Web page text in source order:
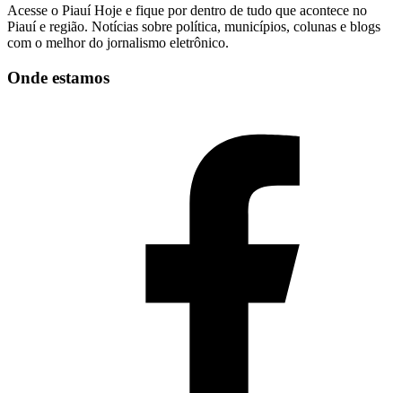
Acesse o Piauí Hoje e fique por dentro de tudo que acontece no
Piauí e região. Notícias sobre política, municípios, colunas e blogs
com o melhor do jornalismo eletrônico.
Onde estamos